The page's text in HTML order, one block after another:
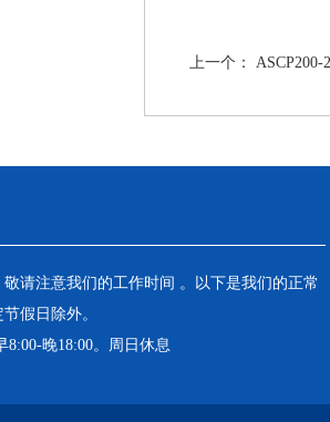
上一个：
请注意我们的工作时间 。以下是我们的正常
假日除外。
晚18:00。周日休息